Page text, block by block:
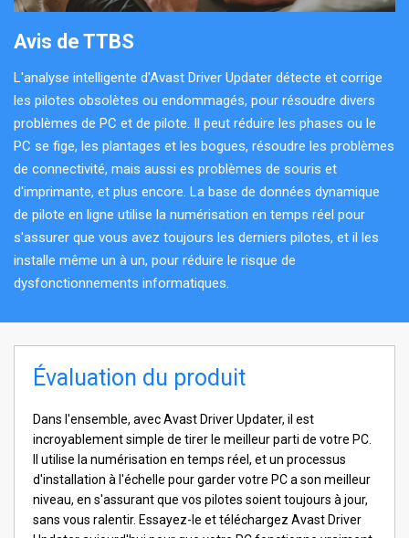
Avis de TTBS
L'analyse intelligente d'Avast Driver Updater détecte et corrige
les pilotes obsolètes ou endommagés, pour résoudre divers
problèmes de PC et de pilote. Il peut réduire les phases ou le
PC se fige, les plantages et les bogues, résoudre les problèmes
de connectivité, mais aussi es problèmes de souris et
d'imprimante, et plus encore. La base de données dynamique
de pilote en ligne utilise la numérisation en temps réel pour
s'assurer que vous avez toujours les derniers pilotes, et il les
installe même un à un, pour réduire le risque de
dysfonctionnements informatiques.
Évaluation du produit
Dans l'ensemble, avec Avast Driver Updater, il est
incroyablement simple de tirer le meilleur parti de votre PC.
Il utilise la numérisation en temps réel, et un processus
d'installation à l'échelle pour garder votre PC a son meilleur
niveau, en s'assurant que vos pilotes soient toujours à jour,
sans vous ralentir. Essayez-le et téléchargez Avast Driver